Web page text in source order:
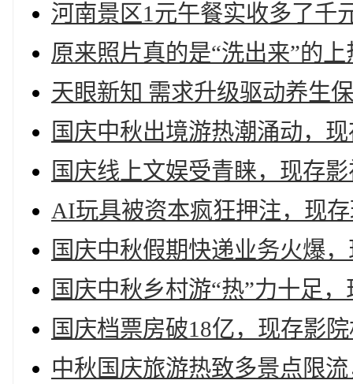
河南景区1元午餐实收多了千
原来照片真的是“洗出来”的
天眼新知 需求升级驱动养生
国庆中秋出境游热潮涌动，
国庆线上文娱受青睐，现存
AI玩具被资本疯狂押注，现
国庆中秋假期快递业务火爆
国庆中秋乡村游“热”力十足
国庆档票房破18亿，现存影
中秋国庆旅游热致多景点限